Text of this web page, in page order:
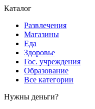
Каталог
Развлечения
Магазины
Еда
Здоровье
Гос. учреждения
Образование
Все категории
Нужны деньги?